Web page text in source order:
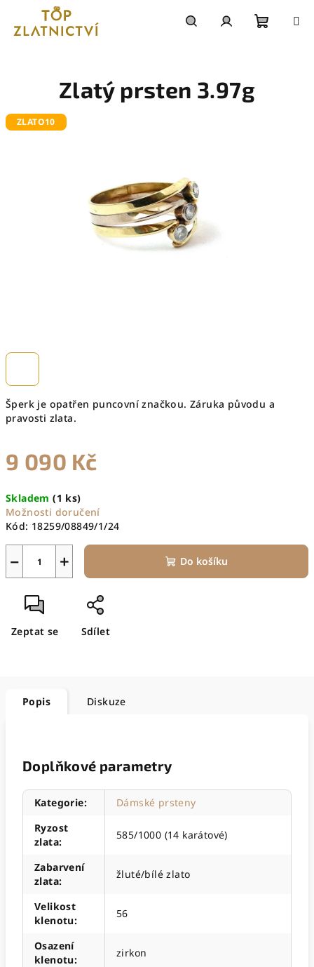
obsah
Šperk je opatřen puncovní značkou. Záruka původu a
pravosti zlata.
9 090 Kč
cena:
Skladem(1 ks)
Možnosti doručení
Kód: 18259/08849/1/24
+
− Do košíku
Zeptat se Sdílet
Zlatý prsten 3.97g
ZLATO10
Popis Diskuze
Doplňkové parametry
Kategorie:
Dámské prsteny
Ryzost
zlata:
585/1000 (14 karátové)
Zabarvení
zlata:
žluté/bílé zlato
Velikost
klenotu:
56
Osazení
klenotu:
zirkon